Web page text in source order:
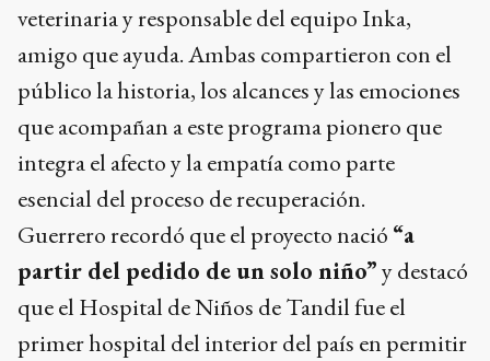
veterinaria y responsable del equipo Inka,
amigo que ayuda. Ambas compartieron con el
público la historia, los alcances y las emociones
que acompañan a este programa pionero que
integra el afecto y la empatía como parte
esencial del proceso de recuperación.
Guerrero recordó que el proyecto nació “a
partir del pedido de un solo niño”y destacó
que el Hospital de Niños de Tandil fue el
primer hospital del interior del país en permitir